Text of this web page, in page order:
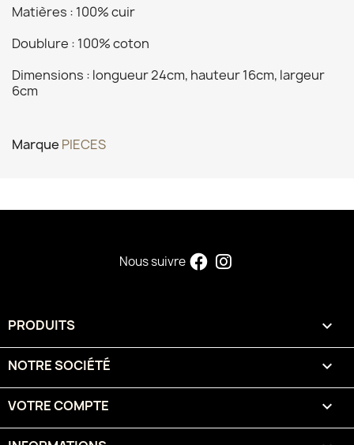
Matières : 100% cuir
Doublure : 100% coton
Dimensions : longueur 24cm, hauteur 16cm, largeur
6cm
Marque PIECES
Nous suivre
PRODUITS 
NOTRE SOCIÉTÉ 
VOTRE COMPTE 